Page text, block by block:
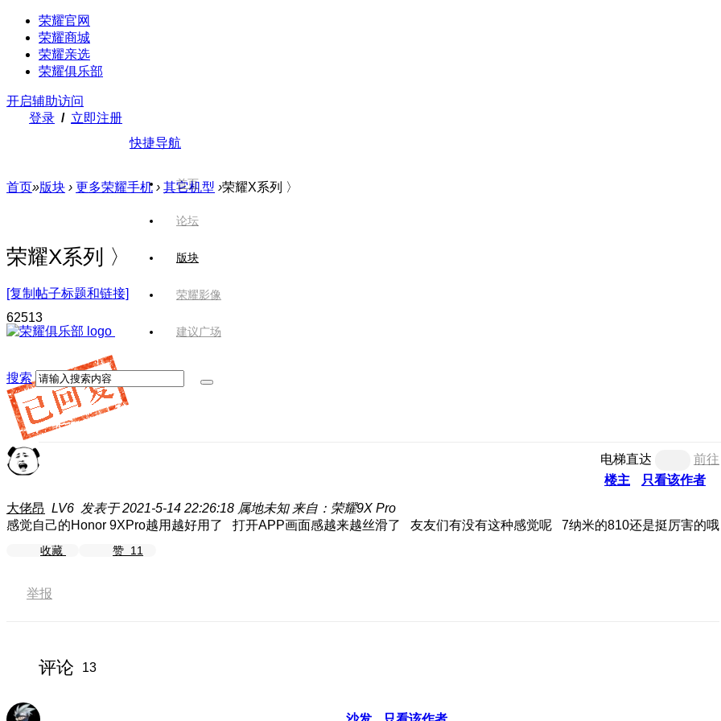
荣耀官网
荣耀商城
荣耀亲选
荣耀俱乐部
开启辅助访问
登录 / 立即注册
快捷导航
首页
论坛
版块
荣耀影像
建议广场
搜索
首页»版块 › 更多荣耀手机 › 其它机型 ›荣耀X系列 〉
荣耀X系列 〉
[复制帖子标题和链接]
62513
电梯直达
前往
楼主
只看该作者
大佬昂 LV6 发表于 2021-5-14 22:26:18 属地未知 来自：荣耀9X Pro
感觉自己的Honor 9XPro越用越好用了 打开APP画面感越来越丝滑了 友友们有没有这种感觉呢 7纳米的810还是挺厉害的哦
收藏 赞 11
举报
评论 13